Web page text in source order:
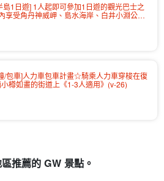
島1日遊] 1人起即可參加1日遊的觀光巴士之
享受角丹神威岬、島水海岸、白井小淵公園
-10月) (v-4)
/包車]人力車包車計畫☆騎乘人力車穿梭在復
樽如畫的街道上《1-3人適用》(v-26)
推薦的 GW 景點。